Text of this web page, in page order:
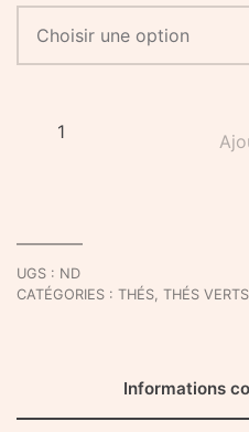
quantité
super
UGS : ND
CATÉGORIES : THÉS THÉS VERTS
Informations